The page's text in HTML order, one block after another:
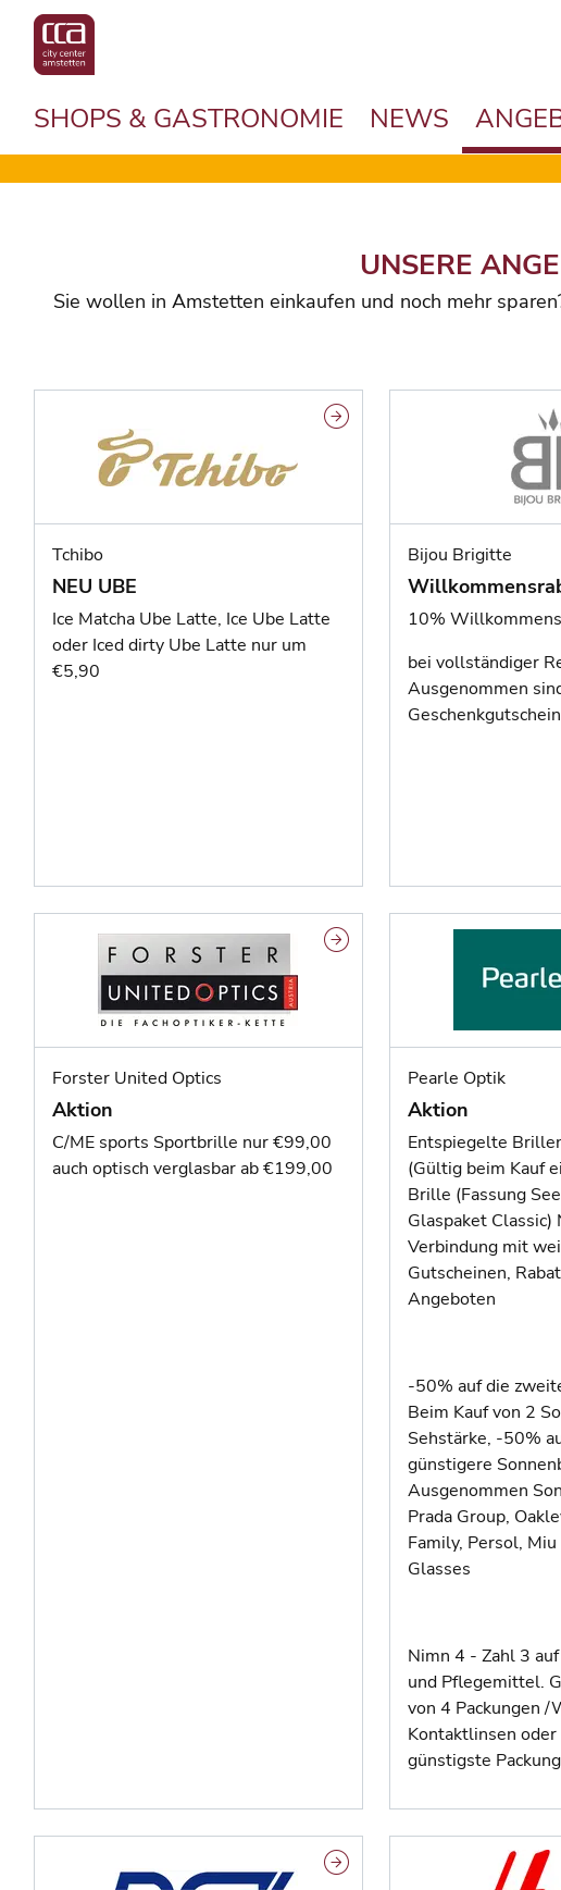
SHOPS & GASTRONOMIE NEWS
UNSERE
Sie wollen in Amstetten einkaufen und noch mehr
Tchibo
NEU UBE
Ice Matcha Ube Latte, Ice Ube Latte
oder Iced dirty Ube Latte nur um
€5,90
Bijou Brigitte
10%
bei vollständiger
Ausgenommen
Forster United Optics
Aktion
C/ME sports Sportbrille nur €99,00
auch optisch verglasbar ab €199,00
Pearle Optik
Aktion
Entspiegelte
(Gültig beim Kauf
Brille (Fassung
Glaspaket Classic)
Verbindung mit
Gutscheinen,
Angeboten
-50% auf die
Beim Kauf von 2
Sehstärke, -50%
günstigere
Ausgenommen
Prada Group,
Family, Persol,
Glasses
Nimn 4 - Zahl 3
und Pflegemittel.
von 4 Packungen /
Kontaktlinsen
günstigste